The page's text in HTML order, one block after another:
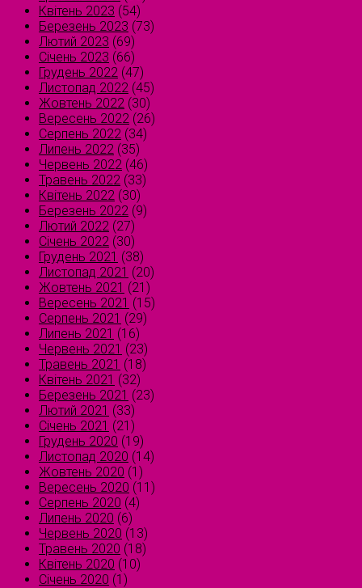
Квітень 2023 (54)
Березень 2023 (73)
Лютий 2023 (69)
Січень 2023 (66)
Грудень 2022 (47)
Листопад 2022 (45)
Жовтень 2022 (30)
Вересень 2022 (26)
Серпень 2022 (34)
Липень 2022 (35)
Червень 2022 (46)
Травень 2022 (33)
Квітень 2022 (30)
Березень 2022 (9)
Лютий 2022 (27)
Січень 2022 (30)
Грудень 2021 (38)
Листопад 2021 (20)
Жовтень 2021 (21)
Вересень 2021 (15)
Серпень 2021 (29)
Липень 2021 (16)
Червень 2021 (23)
Травень 2021 (18)
Квітень 2021 (32)
Березень 2021 (23)
Лютий 2021 (33)
Січень 2021 (21)
Грудень 2020 (19)
Листопад 2020 (14)
Жовтень 2020 (1)
Вересень 2020 (11)
Серпень 2020 (4)
Липень 2020 (6)
Червень 2020 (13)
Травень 2020 (18)
Квітень 2020 (10)
Січень 2020 (1)